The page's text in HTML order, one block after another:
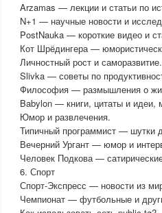
Arzamas — лекции и статьи по
N+1 — научные новости и
PostNauka — короткие видео и
Кот Шрёдингера —
Личностный рост и саморазвитие.
Slivka — советы по
Философия — размышления о
Babylon — книги, цитаты и
Юмор и развлечения.
Типичный программист — шутки
Вечерний Ургант — юмор и
Человек Подкова —
6. Спорт
Спорт-Экспресс — новости из
Чемпионат — футбольные и